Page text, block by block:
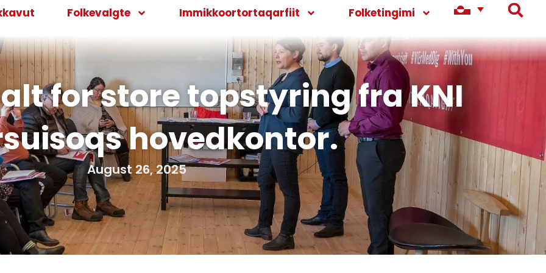
Folkevalgte Immikkoortortaqarfiit Folketingimi
for store topstyring fra KNI
hovedkontor.
August 26, 2025